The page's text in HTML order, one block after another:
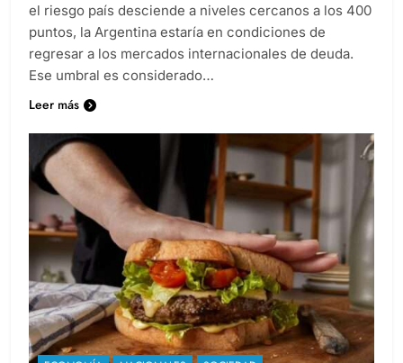
el riesgo país desciende a niveles cercanos a los 400
puntos, la Argentina estaría en condiciones de
regresar a los mercados internacionales de deuda.
Ese umbral es considerado…
Leer más